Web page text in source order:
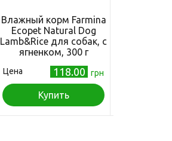
Влажный корм Farmina
Ecopet Natural Dog
Lamb&Rice для собак, с
ягненком, 300 г
Цена 118.00 грн
Купить